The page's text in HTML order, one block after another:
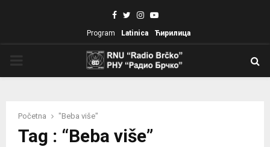
Facebook
TwitterInstagram
Youtube
Program Latinica Ћирилица
Početna "Beba više"
Tag : “Beba više”